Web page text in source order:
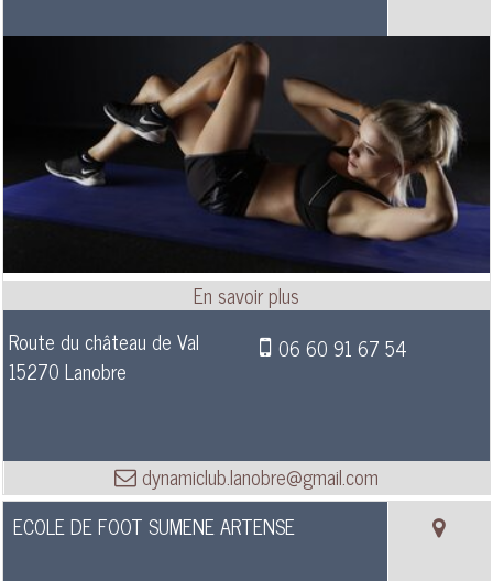
Route du château de Val
15270 Lanobre
06 60 91 67 54
dynamiclub.lanobre@gmail.com
ECOLE DE FOOT SUMENE ARTENSE